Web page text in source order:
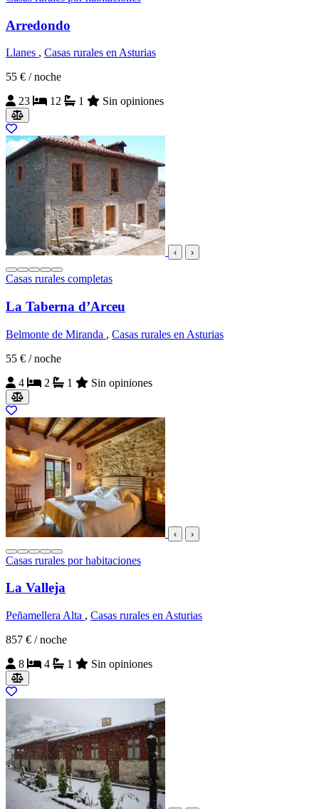
Arredondo
Llanes , Casas rurales en Asturias
55 € / noche
23
12 1 Sin opiniones
‹ ›
Casas rurales completas
La Taberna d’Arceu
Belmonte de Miranda , Casas rurales en Asturias
55 € / noche
4
2 1 Sin opiniones
‹ ›
Casas rurales por habitaciones
La Valleja
Peñamellera Alta , Casas rurales en Asturias
857 € / noche
8
4 1 Sin opiniones